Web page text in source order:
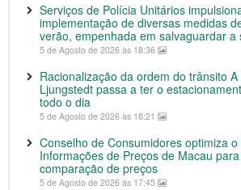
Serviços de Polícia Unitários
implementação de diversas medidas
verão, empenhada em salvaguardar a
5 de Agosto de 2026 às 18:36
Racionalização da ordem do trânsito
Ljungstedt passa a ter o
todo o dia
5 de Agosto de 2026 às 18:21
Conselho de Consumidores optimiza
Informações de Preços de Macau
comparação de preços
5 de Agosto de 2026 às 17:45